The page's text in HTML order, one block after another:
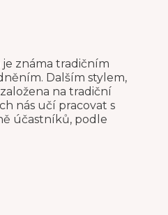
známa tradičním
Dalším stylem,
na tradiční
nás učí pracovat s
účastníků, podle